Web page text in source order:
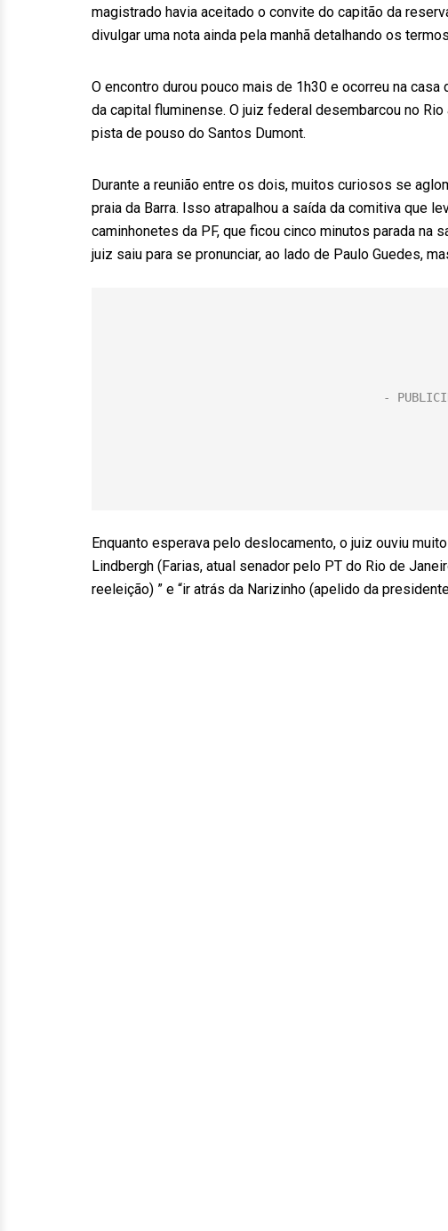
magistrado havia aceitado o convite do capitão da
divulgar uma nota ainda pela manhã detalhando os
O encontro durou pouco mais de 1h30 e ocorreu na
da capital fluminense. O juiz federal desembarcou no
pista de pouso do Santos Dumont.
Durante a reunião entre os dois, muitos curiosos se
praia da Barra. Isso atrapalhou a saída da comitiva que
caminhonetes da PF, que ficou cinco minutos parada na
juiz saiu para se pronunciar, ao lado de Paulo Guedes,
Enquanto esperava pelo deslocamento, o juiz ouviu
Lindbergh (Farias, atual senador pelo PT do Rio de
reeleição) ” e “ir atrás da Narizinho (apelido da